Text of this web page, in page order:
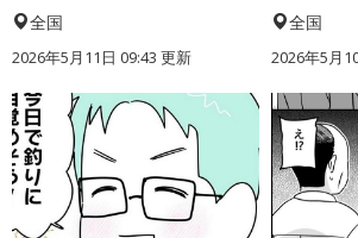
全国
2026年5月11日 09:43 更新
全国
2026年5月